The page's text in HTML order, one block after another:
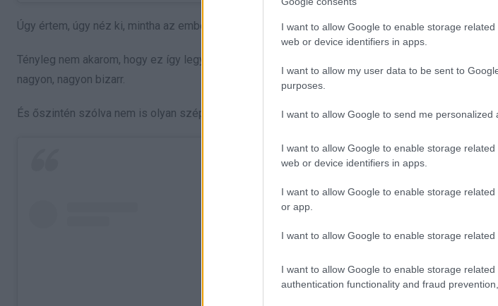
I want to allow Google to enable storage
web or device identifiers in apps.
I want to allow my user data to be sent to
purposes.
I want to allow Google to send me personalized
I want to allow Google to enable storage
web or device identifiers in apps.
I want to allow Google to enable storage
or app.
I want to allow Google to enable storage related
I want to allow Google to enable storage
authentication functionality and fraud
Úgy értem, úgy néz ki, mintha az emberek ezt tették volna a fogaikkal… okok miatt. De biztos
Tényleg nem akarom, hogy ez így legyen. Először is, ez egy nagyon kellemetlen
nagyon, nagyon bizarr.
És őszintén szólva nem is olyan szép látvány.